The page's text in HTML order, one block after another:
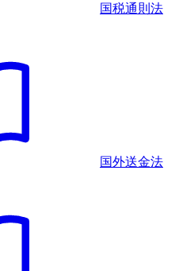
国税通則法
国外送金法